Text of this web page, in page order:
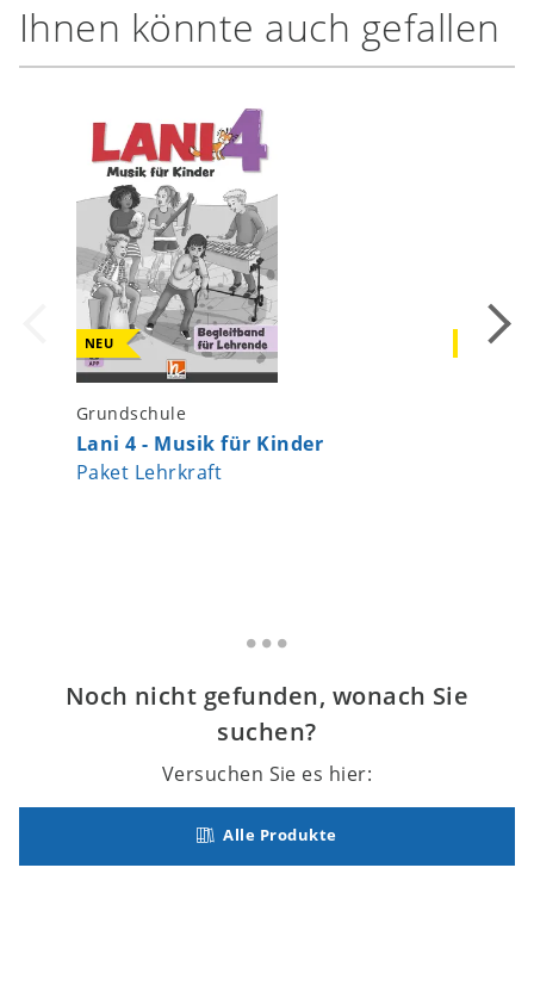
Ihnen könnte auch gefallen
NEU
Grundschule
Lani 4 - Musik für Kinder
Paket Lehrkraft
NEU
Noch nicht gefunden, wonach Sie
suchen?
Versuchen Sie es hier:
Alle Produkte